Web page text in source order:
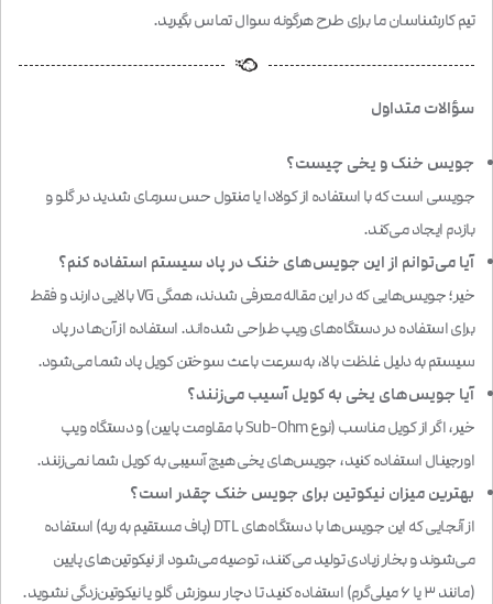
تیم کارشناسان ما برای طرح هرگونه سوال تماس بگیرید.
سؤالات متداول
جویس خنک و یخی چیست؟
جویسی است که با استفاده از کولادا یا منتول حس سرمای شدید در گلو و
بازدم ایجاد می‌کند.
آیا می‌توانم از این جویس‌های خنک در پاد سیستم استفاده کنم؟
خیر؛ جویس‌هایی که در این مقاله معرفی شدند، همگی VG بالایی دارند و فقط
برای استفاده در دستگاه‌های ویپ طراحی شده‌اند. استفاده از آن‌ها در پاد
سیستم به دلیل غلظت بالا، به‌سرعت باعث سوختن کویل پاد شما می‌شود.
آیا جویس‌های یخی به کویل آسیب می‌زنند؟
خیر، اگر از کویل مناسب (نوع Sub-Ohm با مقاومت پایین) و دستگاه ویپ
اورجینال استفاده کنید، جویس‌های یخی هیچ آسیبی به کویل شما نمی‌زنند.
بهترین میزان نیکوتین برای جویس خنک چقدر است؟
از آنجایی که این جویس‌ها با دستگاه‌های DTL (پاف مستقیم به ریه) استفاده
می‌شوند و بخار زیادی تولید می‌کنند، توصیه می‌شود از نیکوتین‌های پایین
(مانند ۳ یا ۶ میلی‌گرم) استفاده کنید تا دچار سوزش گلو یا نیکوتین‌زدگی نشوید.